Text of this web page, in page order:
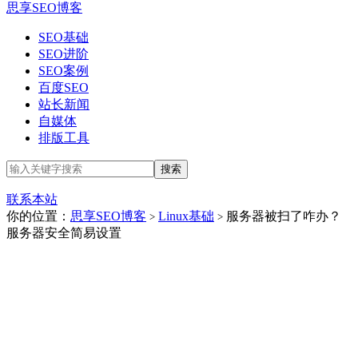
思享SEO博客
SEO基础
SEO进阶
SEO案例
百度SEO
站长新闻
自媒体
排版工具
联系本站
你的位置： 思享SEO博客 > Linux基础 > 服务器被扫了咋办？
服务器安全简易设置